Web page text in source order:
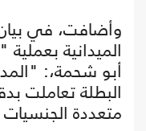
وأضافت، في
الميدانية
أبو شحمة،:
البطلة تعاملت
متعددة